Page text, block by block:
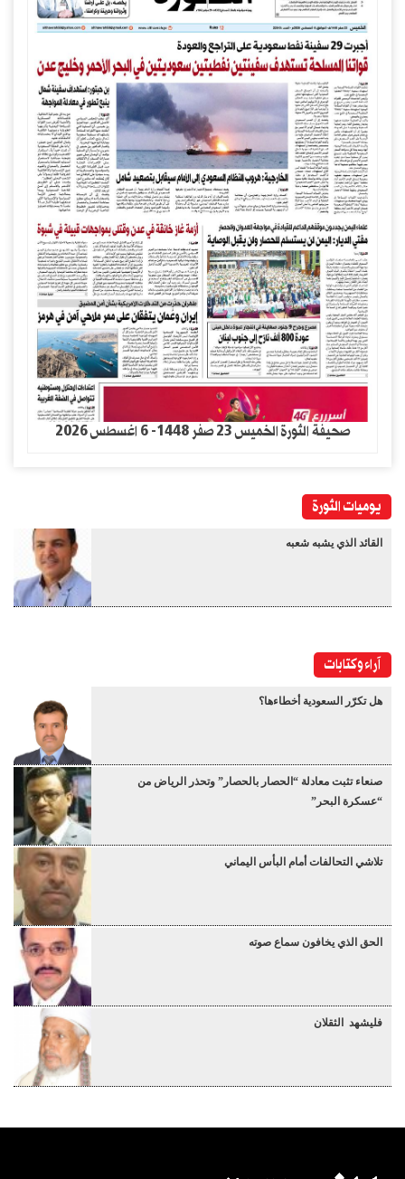
صحيفة الثورة الخميس 23 صفر 1448- 6 اغسطس 2026
يوميات الثورة
القائد الذي يشبه شعبه
آراء وكتابات
هل تكرّر السعودية أخطاءها؟
صنعاء تثبت معادلة “الحصار بالحصار” وتحذر الرياض من
“عسكرة البحر”
تلاشي التحالفات أمام البأس اليماني
الحق الذي يخافون سماع صوته
فليشهد الثقلان